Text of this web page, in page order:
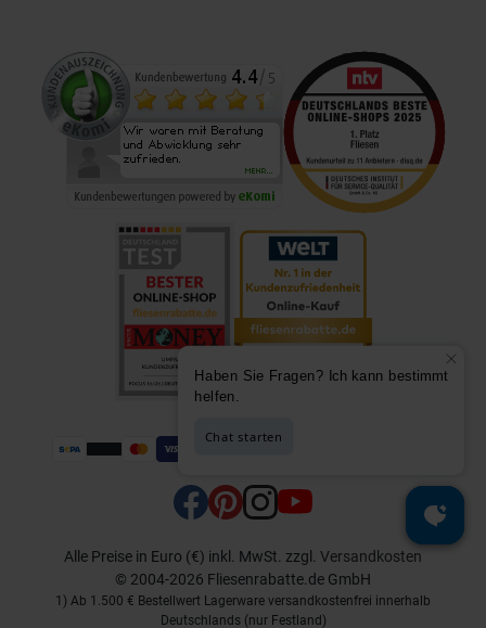
Alle Preise in Euro (€) inkl. MwSt. zzgl. Versandkosten
© 2004-2026 Fliesenrabatte.de GmbH
1) Ab 1.500 € Bestellwert Lagerware versandkostenfrei innerhalb
Deutschlands (nur Festland)